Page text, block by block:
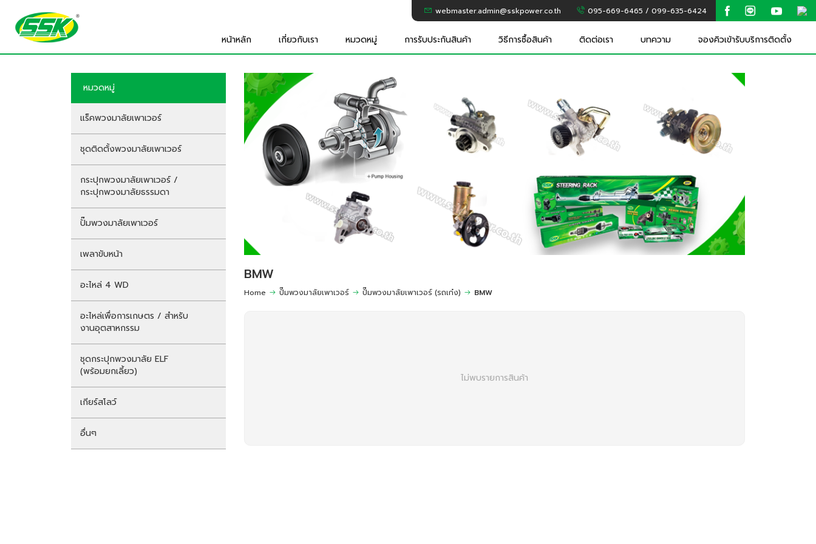
หน้าหลัก เกี่ยวกับเรา หมวดหมู่ การรับประกันสินค้า วิธีการซื้อสินค้า ติดต่อเรา บทความ จองคิวเข้ารับบริการติดตั้ง
webmaster.admin@sskpower.co.th 095-669-6465 / 099-635-6424
หมวดหมู่
แร็คพวงมาลัยเพาเวอร์
ชุดติดตั้งพวงมาลัยเพาเวอร์
กระปุกพวงมาลัยเพาเวอร์ /
กระปุกพวงมาลัยธรรมดา
ปั๊มพวงมาลัยเพาเวอร์
เพลาขับหน้า
อะไหล่ 4 WD
อะไหล่เพื่อการเกษตร / สำหรับ
งานอุตสาหกรรม
ชุดกระปุกพวงมาลัย ELF
(พร้อมยกเลี้ยว)
เกียร์สโลว์
อื่นๆ
BMW
Home ปั๊มพวงมาลัยเพาเวอร์ ปั๊มพวงมาลัยเพาเวอร์ (รถเก๋ง) BMW
ไม่พบรายการสินค้า